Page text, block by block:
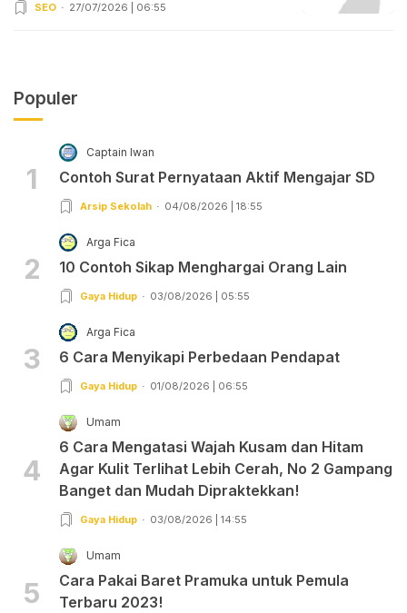
SEO 27/07/2026 | 06:55
Populer
1
Captain Iwan
Contoh Surat Pernyataan Aktif Mengajar SD
Arsip Sekolah 04/08/2026 | 18:55
2
Arga Fica
10 Contoh Sikap Menghargai Orang Lain
Gaya Hidup 03/08/2026 | 05:55
3
Arga Fica
6 Cara Menyikapi Perbedaan Pendapat
Gaya Hidup 01/08/2026 | 06:55
4
Umam
6 Cara Mengatasi Wajah Kusam dan Hitam
Agar Kulit Terlihat Lebih Cerah, No 2 Gampang
Banget dan Mudah Dipraktekkan!
Gaya Hidup 03/08/2026 | 14:55
5
Umam
Cara Pakai Baret Pramuka untuk Pemula
Terbaru 2023!